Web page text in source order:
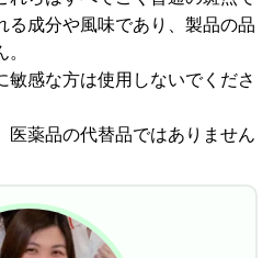
る成分や風味であり、製品の品
敏感な方は使用しないでくださ
医薬品の代替品ではありません